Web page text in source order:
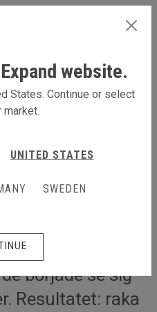
till McCain Foods
Foods
började se sig
Resultatet: raka
website.
States. Continue or select
market.
UNITED STATES
SWEDEN